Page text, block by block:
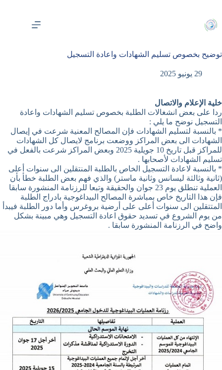
المحتوى
توضيح بخصوص تسليم الشهادات واعادة التسجيل
29 يونيو 2025
خلية الإعلام والاتصال
ردا على بعض انشغالات الطلبة بخصوص تسليم الشهادات واعادة
التسجيل نوضح ما يلي :
* بالنسبة لتسليم الشهادات فإن المصالح المعنية شرعت في إيصال
الشهادات الى بعض المراكز ووضعت برنامج لايصال كل الشهادات
للمراكز قبل تاريخ 10 جويلية 2025 وبعض المراكز شرعت بالفعل في
تسليم الشهادات لأصحابها .
* بالنسبة لاعادة التسجيل الخاص بالطلبة المنتقلين الى سنوات أعلى
(ثانية وثالثة ليسانس وثانية ماستر) والذي فهم بعض الطلبة خطأ بأن
العملية تنطلق يوم 23 جوان والحقيقة وتبعا للرزنامة المنشورة سابقا
فإن هذا التاريخ خاص بمباشرة المصالح البيداغوجية بادراج الطلبة
المتتقلين الى سنوات أعلى على أرضية بروغرس وأما دور الطلبة فيبدأ
من يوم الشروع في تسديد حقوق اعادة التسجيل وهي مبينة بشكل
واضح في الرزنامة المنشورة سابقا .